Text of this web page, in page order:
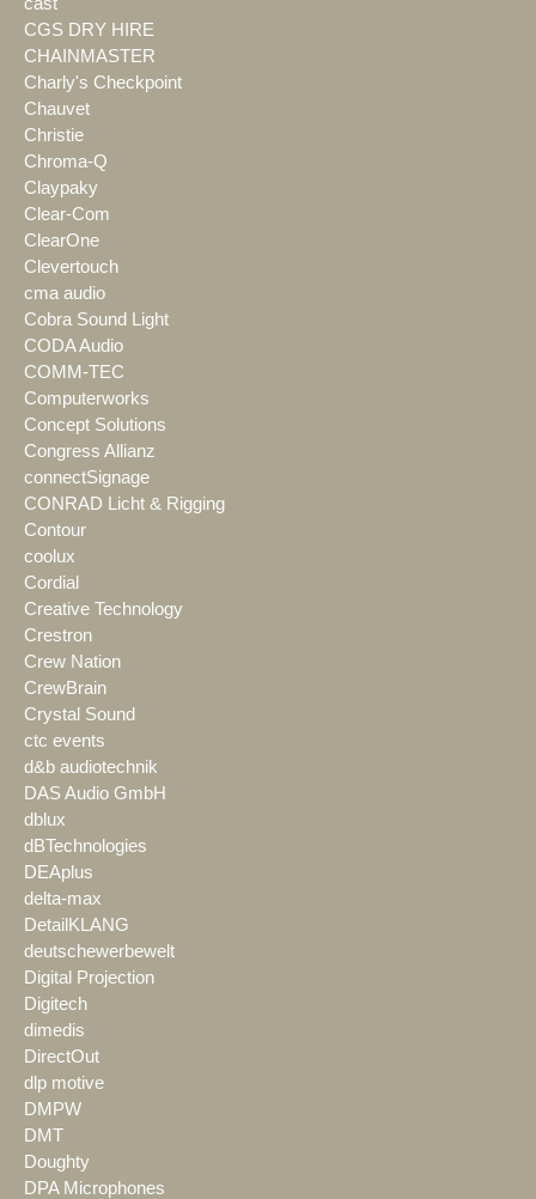
CGS DRY HIRE
CHAINMASTER
Charly's Checkpoint
Chauvet
Christie
Chroma-Q
Claypaky
Clear-Com
ClearOne
Clevertouch
cma audio
Cobra Sound Light
CODA Audio
COMM-TEC
Computerworks
Concept Solutions
Congress Allianz
connectSignage
CONRAD Licht & Rigging
Contour
coolux
Cordial
Creative Technology
Crestron
Crew Nation
CrewBrain
Crystal Sound
ctc events
d&b audiotechnik
DAS Audio GmbH
dblux
dBTechnologies
DEAplus
delta-max
DetailKLANG
deutschewerbewelt
Digital Projection
Digitech
dimedis
DirectOut
dlp motive
DMPW
DMT
Doughty
DPA Microphones